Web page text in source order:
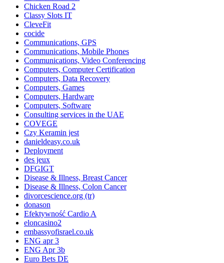
Chicken Road 2
Classy Slots IT
CleveFit
cocide
Communications, GPS
Communications, Mobile Phones
Communications, Video Conferencing
Computers, Computer Certification
Computers, Data Recovery
Computers, Games
Computers, Hardware
Computers, Software
Consulting services in the UAE
COVEGE
Czy Keramin jest
danieldeasy.co.uk
Deployment
des jeux
DFGIGT
Disease & Illness, Breast Cancer
Disease & Illness, Colon Cancer
divorcescience.org (tr)
donason
Efektywność Cardio A
eloncasino2
embassyofisrael.co.uk
ENG apr 3
ENG Apr 3b
Euro Bets DE